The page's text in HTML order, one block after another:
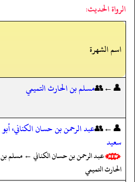
الرواة الحديث:
اسم الشهرة
👤←👥مسلم بن الحارث التميمي
👤←👥عبد الرحمن بن حسان الكناني، أبو
سعيد
عبد الرحمن بن حسان الكناني ← مسلم بن
الحارث التميمي